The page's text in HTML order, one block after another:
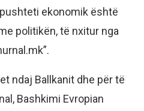
ekonomik është
politikën, të nxitur nga
ndaj Ballkanit dhe për të
Bashkimi Evropian